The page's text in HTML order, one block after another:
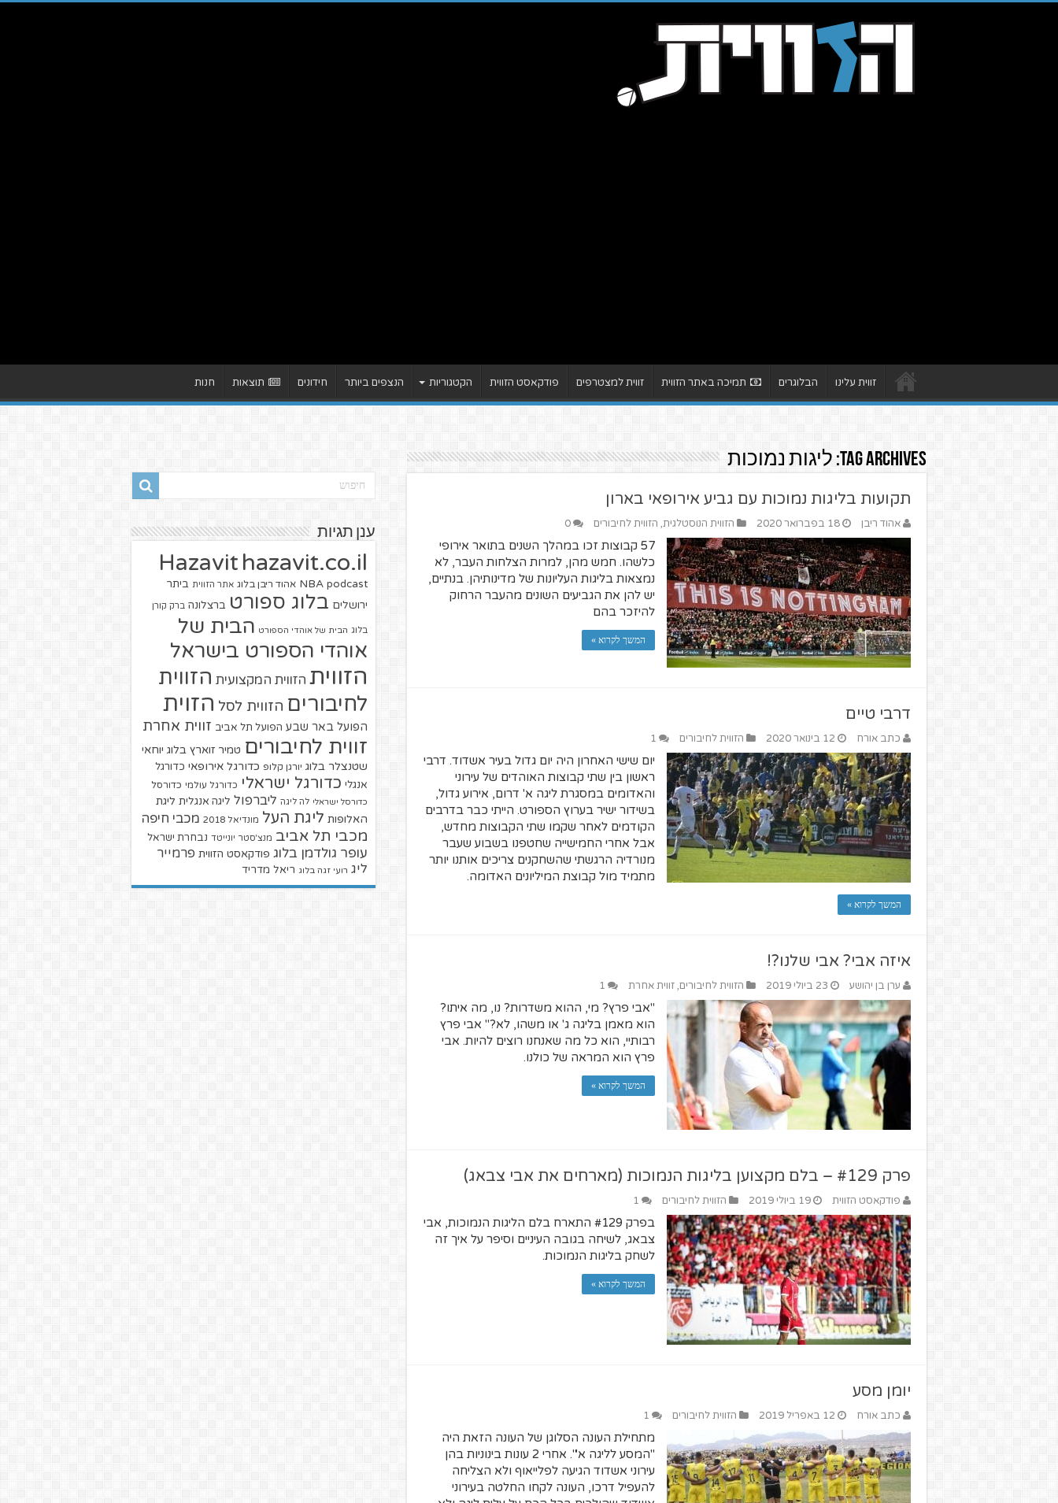
זווית עלינו הבלוגרים תמיכה באתר הזווית זווית למצטרפים פודקאסט הזווית הקטגוריות הנצפים ביותר חידונים תוצאות חנות
Tag Archives: ליגות נמוכות
תקועות בליגות נמוכות עם גביע אירופאי בארון
אהוד ריבן 18 בפברואר 2020 הזווית הנוסטלגית, הזווית לחיבורים 0
57 קבוצות זכו במהלך השנים בתואר אירופי
כלשהו. חמש מהן, למרות הצלחות העבר, לא
נמצאות בליגות העליונות של מדינותיהן. בנתיים,
יש להן את הגביעים השונים מהעבר הרחוק
להיזכר בהם
המשך לקרוא »
דרבי טיים
כתב אורח 12 בינואר 2020 הזווית לחיבורים 1
יום שישי האחרון היה יום גדול בעיר אשדוד. דרבי
ראשון בין שתי קבוצות האוהדים של עירוני
והאדומים במסגרת ליגה א' דרום, אירוע גדול,
בשידור ישיר בערוץ הספורט. הייתי כבר בדרבים
הקודמים לאחר שקמו שתי הקבוצות מחדש,
אבל אחרי החמישייה שחטפנו בשבוע שעבר
מנורדיה הרגשתי שהשחקנים צריכים אותנו יותר
מתמיד מול קבוצת המיליונים האדומה.
המשך לקרוא »
איזה אבי? אבי שלנו?!
ערן בן יהושע 23 ביולי 2019 הזווית לחיבורים,זווית אחרת 1
"אבי פרץ? מי, ההוא משדרות? נו, מה איתו?
הוא מאמן בליגה ג' או משהו, לא?" אבי פרץ
רבותיי, הוא כל מה שאנחנו רוצים להיות. אבי
פרץ הוא המראה של כולנו.
המשך לקרוא »
פרק #129 – בלם מקצוען בליגות הנמוכות (מארחים את אבי צבאג)
פודקאסט הזווית 19 ביולי 2019 הזווית לחיבורים 1
בפרק #129 התארח בלם הליגות הנמוכות, אבי
צבאג, לשיחה בגובה העיניים וסיפר על איך זה
לשחק בליגות הנמוכות.
המשך לקרוא »
יומן מסע
כתב אורח 12 באפריל 2019 הזווית לחיבורים 1
מתחילת העונה הסלוגן של העונה הזאת היה
"המסע לליגה א'". אחרי 2 עונות בינוניות בהן
עירוני אשדוד הגיעה לפלייאוף ולא הצליחה
להעפיל דרכו, העונה לקחו החלטה בעירוני
ענן תגיות
Hazavit hazavit.co.il
NBA podcast אהוד ריבן בלוג אתר הזווית ביתר
ירושלים בלוג ספורט ברצלונה ברק קורן
בלוג הבית של אוהדי הספורט הבית של
אוהדי הספורט בישראל
הזווית הזווית המקצועית הזווית
לחיבורים הזווית לסל הזוית
הפועל באר שבע הפועל תל אביב זווית אחרת
זווית לחיבורים טמיר זוארץ בלוג יוחאי
שטנצלר בלוג יורגן קלופ כדורגל אירופאי כדורגל
אנגלי כדורגל ישראלי כדורגל עולמי כדורסל
כדורסל ישראלי לה ליגה ליברפול ליגה אנגלית ליגת
האלופות ליגת העל מונדיאל 2018 מכבי חיפה
מכבי תל אביב מנצ'סטר יונייטד נבחרת ישראל
עופר גולדמן בלוג פודקאסט הזווית פרמייר
ליג רועי זגה בלוג ריאל מדריד